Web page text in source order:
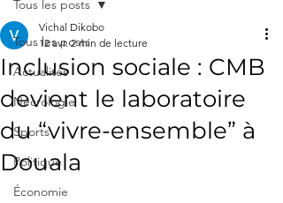
Tous les posts
Actualités
Nécrologie
Sports
Politique
Économie
Tous les posts
Inclusion sociale : CMB
devient le laboratoire
du “vivre-ensemble” à
Douala
Vichal Dikobo
12 avr. 2 min de lecture